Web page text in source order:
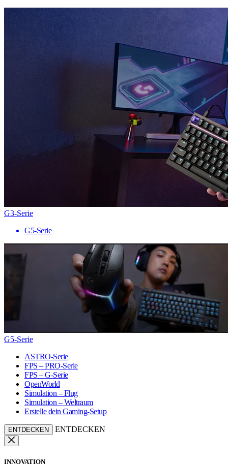
G3-Serie
G5-Serie
G5-Serie
ASTRO-Serie
FPS – PRO-Serie
FPS – G-Serie
OpenWorld
Simulation – Flug
Simulation – Weltraum
Erstelle dein Gaming-Setup
ENTDECKEN ENTDECKEN
INNOVATION